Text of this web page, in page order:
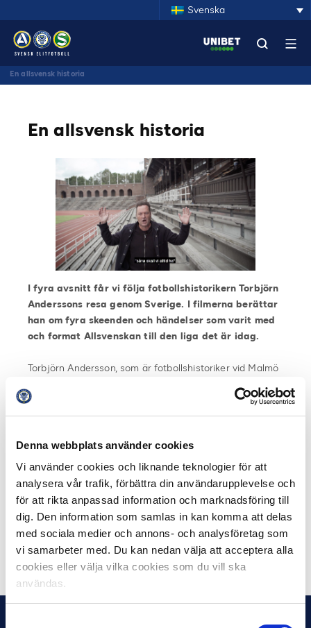
Denna webbplats använder cookies
Vi använder cookies och liknande teknologier för att
analysera vår trafik, förbättra din användarupplevelse och
för att rikta anpassad information och marknadsföring till
dig. Den information som samlas in kan komma att delas
med sociala medier och annons- och analysföretag som
vi samarbeter med. Du kan nedan välja att acceptera alla
cookies eller välja vilka cookies som du vill ska
användas.
Svenska
En allsvensk historia
En allsvensk historia
I fyra avsnitt får vi följa fotbollshistorikern Torbjörn
Anderssons resa genom Sverige. I filmerna berättar
han om fyra skeenden och händelser som varit med
och format Allsvenskan till den liga det är idag.
Torbjörn Andersson, som är fotbollshistoriker vid Malmö
fyra utvalda ämnen. Avsnitten skildrar varför vi började
sjunga på svenska fotbollsarenor, rivaliteten mellan
huvudstad och om hur färg och tifon kom till våra
arenor.
Se alla filmer på Allsvenskan.se eller ligans sociala
medier.
Det första avsnittet går att se här.